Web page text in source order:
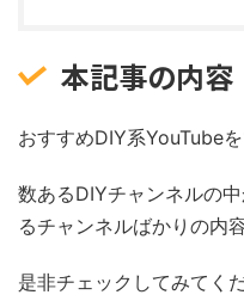
本記事の内容
おすすめDIY系YouTube
数あるDIYチャンネルの
るチャンネルばかりの内容
是非チェックしてみてくだ